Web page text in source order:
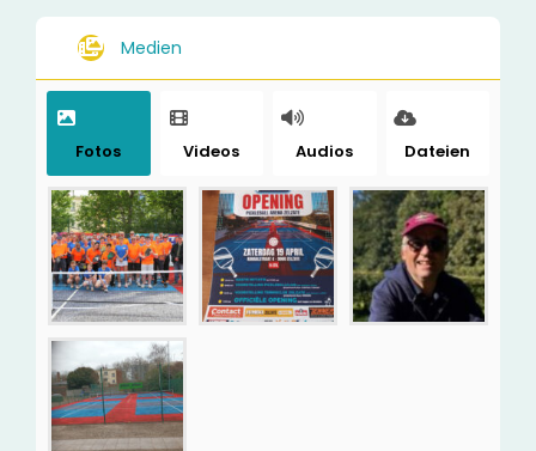
Medien
Fotos Videos Audios Dateien